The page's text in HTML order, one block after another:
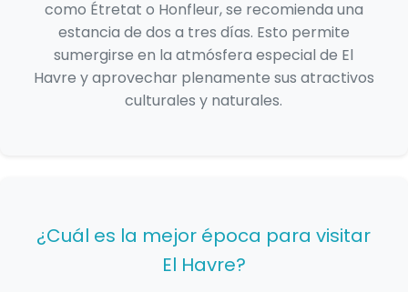
como Étretat o Honfleur, se recomienda una
estancia de dos a tres días. Esto permite
sumergirse en la atmósfera especial de El
Havre y aprovechar plenamente sus atractivos
culturales y naturales.
¿Cuál es la mejor época para visitar
El Havre?